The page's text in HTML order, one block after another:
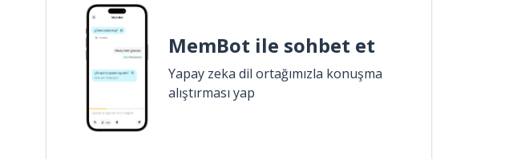
MemBot ile sohbet et
Yapay zeka dil ortağımızla konuşma
alıştırması yap